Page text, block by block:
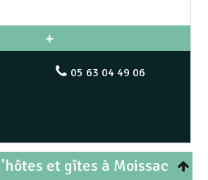
05 63 04 49 06
et gîtes à Moissac